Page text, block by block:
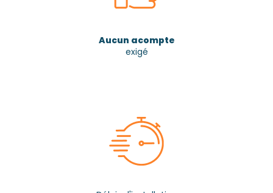
Aucun acompte
exigé